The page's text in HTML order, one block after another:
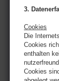
3.
Cookies
Die
Cookies
enthalten
Cookies